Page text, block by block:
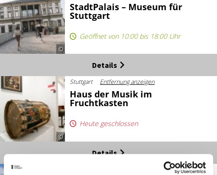
©
StadtPalais – Museum für
Stuttgart
Geöffnet von 10:00 bis 18:00 Uhr
Details
©
Stuttgart Entfernung anzeigen
Haus der Musik im
Fruchtkasten
Heute geschlossen
Details